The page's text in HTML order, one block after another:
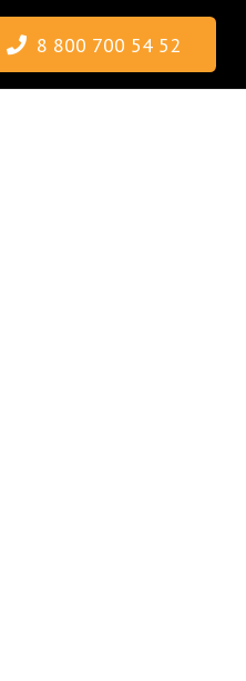
8 800 700 54 52